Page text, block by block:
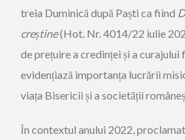
treia Duminică după Paști ca fiind
creștine(Hot. Nr. 4014/22 iulie
de prețuire a credinței și a
evidențiază importanța lucrării
viața Bisericii și a societății
În contextul anului 2022,